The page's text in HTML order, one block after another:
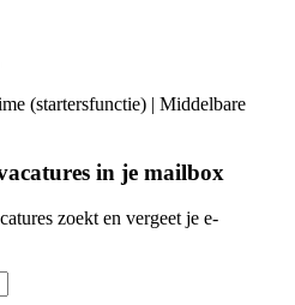
(startersfunctie) | Middelbare
in je mailbox
zoekt en vergeet je e-